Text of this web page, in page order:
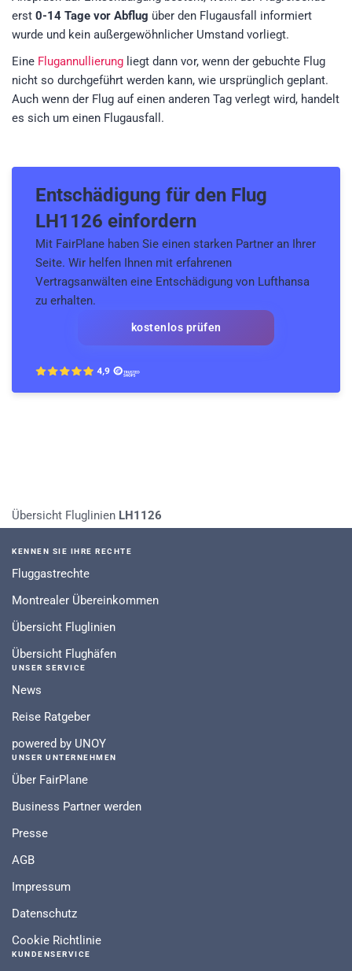
erst 0-14 Tage vor Abflug über den Flugausfall informiert
wurde und kein außergewöhnlicher Umstand vorliegt.
Eine Flugannullierung liegt dann vor, wenn der gebuchte Flug
nicht so durchgeführt werden kann, wie ursprünglich geplant.
Auch wenn der Flug auf einen anderen Tag verlegt wird, handelt
es sich um einen Flugausfall.
Entschädigung für den Flug
LH1126 einfordern
Mit FairPlane haben Sie einen starken Partner an Ihrer
Seite. Wir helfen Ihnen mit erfahrenen
Vertragsanwälten eine Entschädigung von Lufthansa
zu erhalten.
kostenlos prüfen
Übersicht Fluglinien LH1126
KENNEN SIE IHRE RECHTE
Fluggastrechte
Montrealer Übereinkommen
Übersicht Fluglinien
Übersicht Flughäfen
UNSER SERVICE
News
Reise Ratgeber
powered by UNOY
UNSER UNTERNEHMEN
Über FairPlane
Business Partner werden
Presse
AGB
Impressum
Datenschutz
Cookie Richtlinie
KUNDENSERVICE